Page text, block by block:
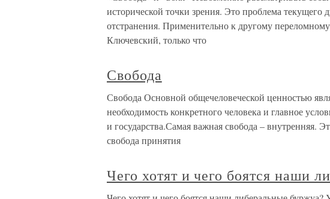
исторической точки зрения. Это проблема текущего
отстранения. Применительно к другому
Ключевский, только что
Свобода
Свобода Основной общечеловеческой ценностью
необходимость конкретного человека и главное
и государства.Самая важная свобода – внутренняя.
свобода принятия
Чего хотят и чего боятся наши